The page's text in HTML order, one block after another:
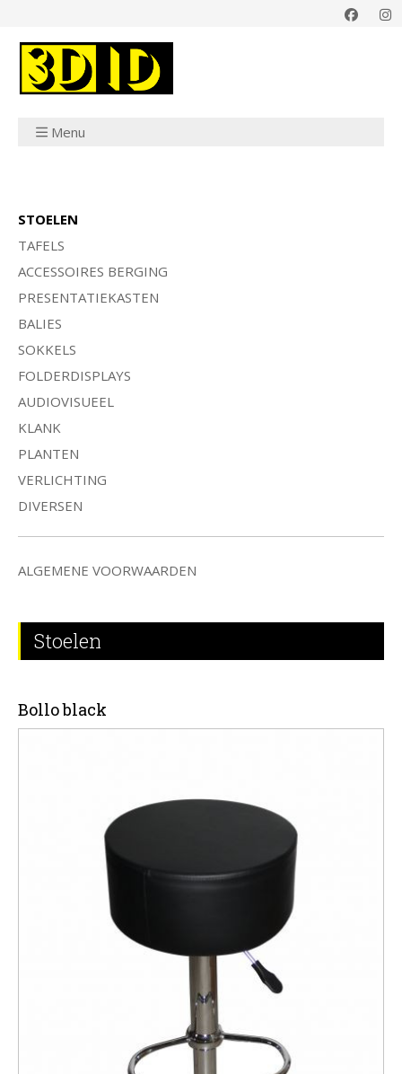
Menu
STOELEN
TAFELS
ACCESSOIRES BERGING
PRESENTATIEKASTEN
BALIES
SOKKELS
FOLDERDISPLAYS
AUDIOVISUEEL
KLANK
PLANTEN
VERLICHTING
DIVERSEN
ALGEMENE VOORWAARDEN
Stoelen
Bollo black